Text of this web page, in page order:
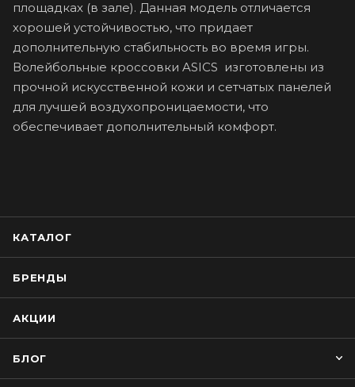
площадках (в зале). Данная модель отличается
хорошей устойчивостью, что придает
дополнительную стабильность во время игры.
Волейбольные кроссовки ASICS изготовлены из
прочной искусственной кожи и сетчатых панелей
для лучшей воздухопроницаемости, что
обеспечивает дополнительный комфорт.
КАТАЛОГ
БРЕНДЫ
АКЦИИ
БЛОГ